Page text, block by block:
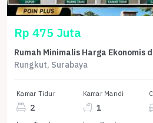
Rp 475 Juta
Rungkut, Surabaya
Kamar Tidur
2
Kamar Mandi
1